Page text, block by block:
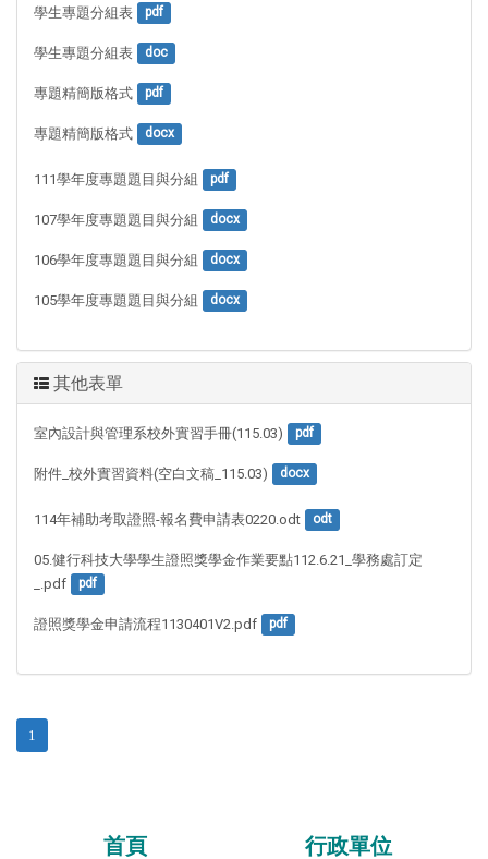
學生專題分組表 pdf
學生專題分組表 doc
專題精簡版格式 pdf
專題精簡版格式 docx
111學年度專題題目與分組 pdf
107學年度專題題目與分組 docx
106學年度專題題目與分組 docx
105學年度專題題目與分組 docx
其他表單
室內設計與管理系校外實習手冊(115.03) pdf
附件_校外實習資料(空白文稿_115.03) docx
114年補助考取證照-報名費申請表0220.odt odt
05.健行科技大學學生證照獎學金作業要點112.6.21_學務處訂定
_.pdf
pdf
證照獎學金申請流程1130401V2.pdf pdf
1
首頁 行政單位